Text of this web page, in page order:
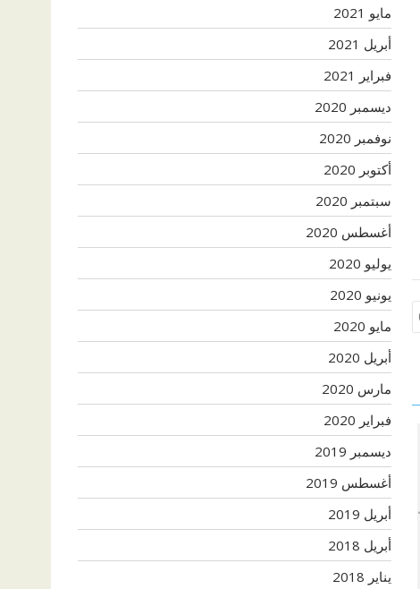
مايو 2021
أبريل 2021
فبراير 2021
ديسمبر 2020
نوفمبر 2020
أكتوبر 2020
سبتمبر 2020
أغسطس 2020
يوليو 2020
يونيو 2020
مايو 2020
أبريل 2020
مارس 2020
فبراير 2020
ديسمبر 2019
أغسطس 2019
أبريل 2019
أبريل 2018
يناير 2018